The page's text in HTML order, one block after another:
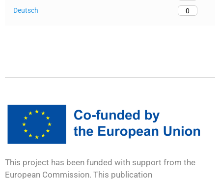
Deutsch
0
This project has been funded with support from the
European Commission. This publication